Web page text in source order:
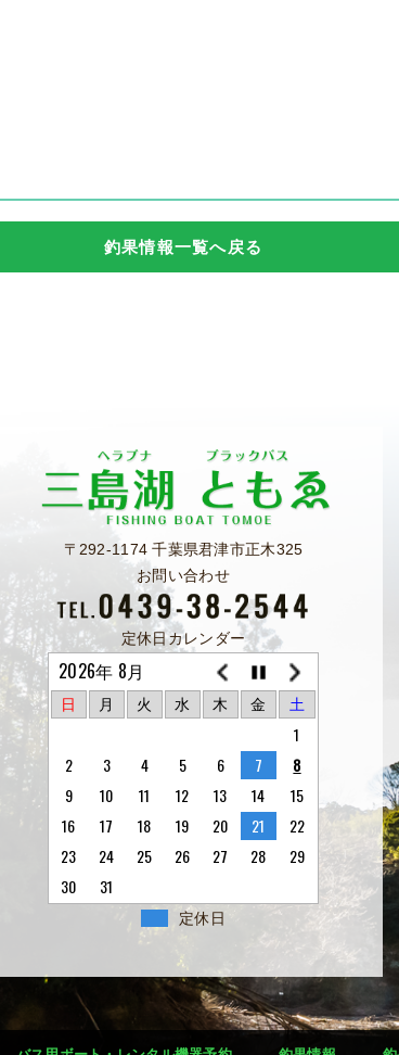
釣果情報一覧へ戻る
〒292-1174 千葉県君津市正木325
お問い合わせ
定休日カレンダー
2026年 8月
日 月 火 水 木 金 土
1
2
3 4 5 6 7
8
9
10 11 12 13 14
15
16
17 18 19 20 21
22
23
24 25 26 27 28
29
30
31
定休日